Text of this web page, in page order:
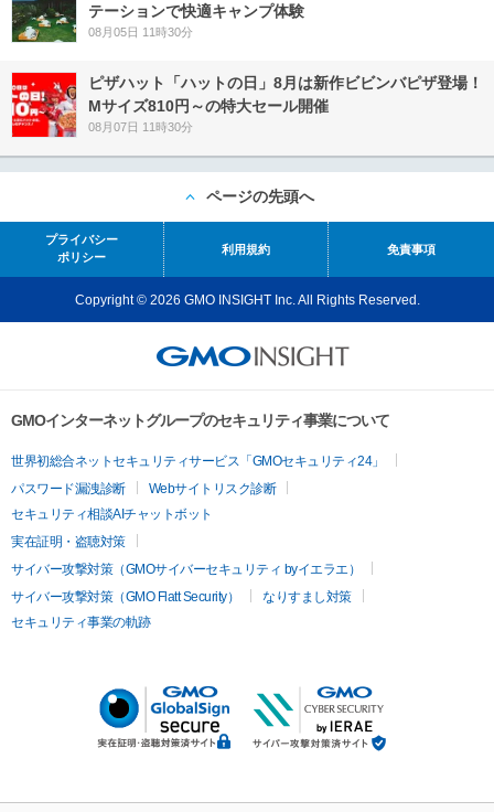
テーションで快適キャンプ体験
08月05日 11時30分
ピザハット「ハットの日」8月は新作ビビンバピザ登場！
Mサイズ810円～の特大セール開催
08月07日 11時30分
ページの先頭へ
プライバシー
ポリシー
利用規約 免責事項
Copyright © 2026 GMO INSIGHT Inc. All Rights Reserved.
GMOインターネットグループのセキュリティ事業について
世界初総合ネットセキュリティサービス「GMOセキュリティ24」
パスワード漏洩診断
Webサイトリスク診断
セキュリティ相談AIチャットボット
実在証明・盗聴対策
サイバー攻撃対策（GMOサイバーセキュリティ byイエラエ）
サイバー攻撃対策（GMO Flatt Security）
なりすまし対策
セキュリティ事業の軌跡